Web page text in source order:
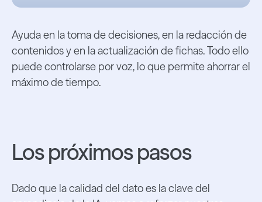
Ayuda en la toma de decisiones, en la redacción de
contenidos y en la actualización de fichas. Todo ello
puede controlarse por voz, lo que permite ahorrar el
máximo de tiempo.
Los próximos pasos
Dado que la calidad del dato es la clave del